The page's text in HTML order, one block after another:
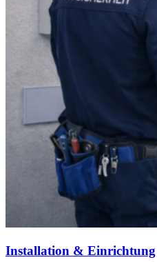
Installation & Einrichtung